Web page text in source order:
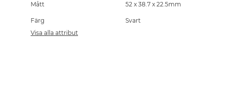
Mått 52 x 38.7 x 22.5mm
Färg
Svart
Visa alla attribut